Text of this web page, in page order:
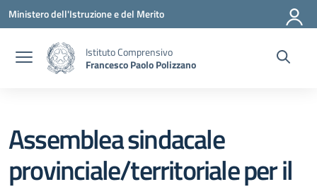
Vai ai contenuti
Vai al menu di navigazione
Vai al footer
Ministero dell'Istruzione e del Merito
Istituto Comprensivo
Francesco Paolo Polizzano
Assemblea sindacale
provinciale/territoriale per il